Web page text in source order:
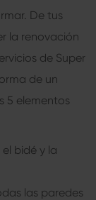
De tus
la renovación
de Super
de un
5 elementos
bidé y la
las paredes